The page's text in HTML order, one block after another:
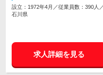
設立：1972年4月／従業員数：390人
石川県
求人詳細を見る